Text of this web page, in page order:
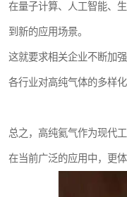
在量子计算、人工智能、
到新的应用场景。
这就要求相关企业不断加
各行业对高纯气体的多样化
总之，高纯氦气作为现代
在当前广泛的应用中，更